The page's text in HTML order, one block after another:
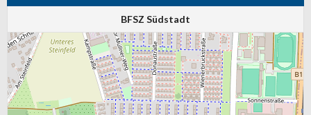
BFSZ Südstadt